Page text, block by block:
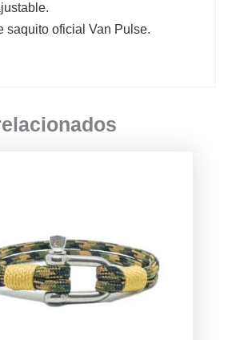
saquito oficial Van Pulse.